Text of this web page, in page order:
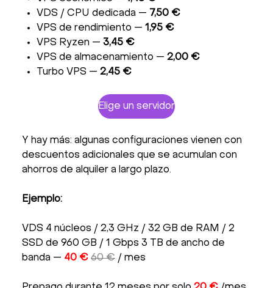
VDS / CPU dedicada — 7,50 €
VPS de rendimiento — 1,95 €
VPS Ryzen — 3,45 €
VPS de almacenamiento — 2,00 €
Turbo VPS — 2,45 €
Elige un servidor
Y hay más: algunas configuraciones vienen con
descuentos adicionales que se acumulan con
ahorros de alquiler a largo plazo.
Ejemplo:
VDS 4 núcleos / 2,3 GHz / 32 GB de RAM / 2
SSD de 960 GB / 1 Gbps 3 TB de ancho de
banda — 40 € 60 € / mes